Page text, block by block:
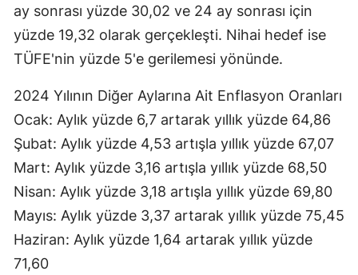
ay sonrası yüzde 30,02 ve 24 ay sonrası için
yüzde 19,32 olarak gerçekleşti. Nihai hedef ise
TÜFE'nin yüzde 5'e gerilemesi yönünde.
2024 Yılının Diğer Aylarına Ait Enflasyon Oranları
Ocak: Aylık yüzde 6,7 artarak yıllık yüzde 64,86
Şubat: Aylık yüzde 4,53 artışla yıllık yüzde 67,07
Mart: Aylık yüzde 3,16 artışla yıllık yüzde 68,50
Nisan: Aylık yüzde 3,18 artışla yıllık yüzde 69,80
Mayıs: Aylık yüzde 3,37 artarak yıllık yüzde 75,45
Haziran: Aylık yüzde 1,64 artarak yıllık yüzde
71,60